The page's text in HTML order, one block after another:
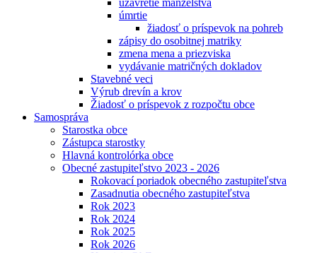
uzavretie manželstva
úmrtie
žiadosť o príspevok na pohreb
zápisy do osobitnej matriky
zmena mena a priezviska
vydávanie matričných dokladov
Stavebné veci
Výrub drevín a krov
Žiadosť o príspevok z rozpočtu obce
Samospráva
Starostka obce
Zástupca starostky
Hlavná kontrolórka obce
Obecné zastupiteľstvo 2023 - 2026
Rokovací poriadok obecného zastupiteľstva
Zasadnutia obecného zastupiteľstva
Rok 2023
Rok 2024
Rok 2025
Rok 2026